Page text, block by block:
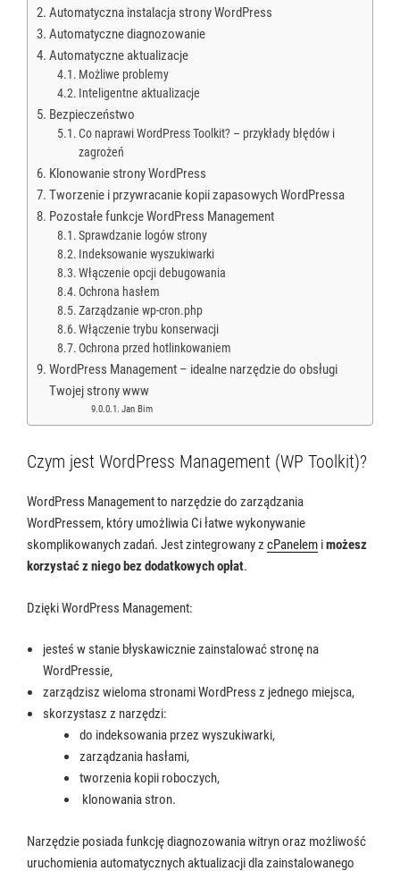
Automatyczna instalacja strony WordPress
Automatyczne diagnozowanie
Automatyczne aktualizacje
Możliwe problemy
Inteligentne aktualizacje
Bezpieczeństwo
Co naprawi WordPress Toolkit? – przykłady błędów i
zagrożeń
Klonowanie strony WordPress
Tworzenie i przywracanie kopii zapasowych WordPressa
Pozostałe funkcje WordPress Management
Sprawdzanie logów strony
Indeksowanie wyszukiwarki
Włączenie opcji debugowania
Ochrona hasłem
Zarządzanie wp-cron.php
Włączenie trybu konserwacji
Ochrona przed hotlinkowaniem
WordPress Management – idealne narzędzie do obsługi
Twojej strony www
Jan Bim
Czym jest WordPress Management (WP Toolkit)?
WordPress Management to narzędzie do zarządzania
WordPressem, który umożliwia Ci łatwe wykonywanie
skomplikowanych zadań. Jest zintegrowany z cPanelem imożesz
korzystać z niego bez dodatkowych opłat.
Dzięki WordPress Management:
jesteś w stanie błyskawicznie zainstalować stronę na
WordPressie,
zarządzisz wieloma stronami WordPress z jednego miejsca,
skorzystasz z narzędzi:
do indeksowania przez wyszukiwarki,
zarządzania hasłami,
tworzenia kopii roboczych,
klonowania stron.
Narzędzie posiada funkcję diagnozowania witryn oraz możliwość
uruchomienia automatycznych aktualizacji dla zainstalowanego